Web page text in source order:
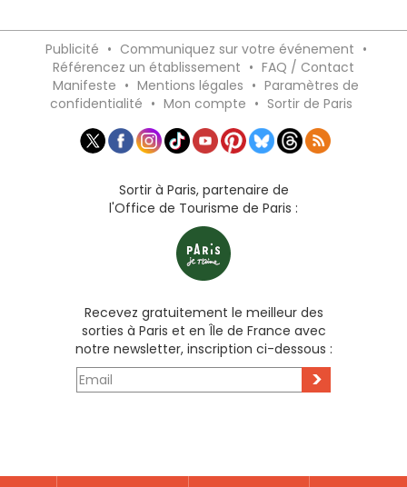
Publicité • Communiquez sur votre événement •
Référencez un établissement • FAQ / Contact
Manifeste • Mentions légales • Paramètres de
confidentialité • Mon compte • Sortir de Paris
Sortir à Paris, partenaire de
l'Office de Tourisme de Paris :
Recevez gratuitement le meilleur des
sorties à Paris et en Île de France avec
notre newsletter, inscription ci-dessous :
>